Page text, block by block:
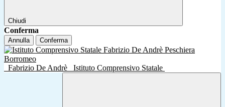
Chiudi
Conferma
Annulla Conferma
Fabrizio De Andrè Istituto Comprensivo Statale